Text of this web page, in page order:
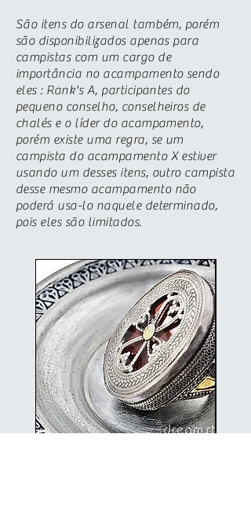
São itens do arsenal também, porém
são disponibilizados apenas para
campistas com um cargo de
importância no acampamento sendo
eles : Rank's A, participantes do
pequeno conselho, conselheiros de
chalés e o líder do acampamento,
porém existe uma regra, se um
campista do acampamento X estiver
usando um desses itens, outro campista
desse mesmo acampamento não
poderá usa-lo naquele determinado,
pois eles são limitados.